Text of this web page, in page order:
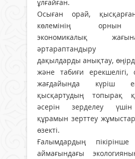
ұлғайған.
Осыған орай,
көлемінің орнын
экономикалық
әртараптандыру
дақылдарды анықтау,
және табиғи
жағдайында күріш
қысқартудың топырақ
әсерін зерделеу
құрамын зерттеу
өзекті.
Ғалымдардың
аймағындағы